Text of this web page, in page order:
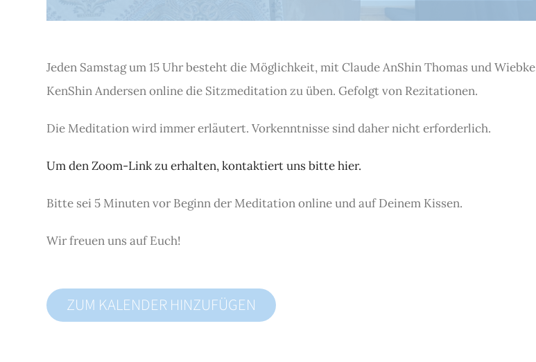
Jeden Samstag um 15 Uhr besteht die Möglichkeit, mit Claude AnShin Thomas und Wiebke
KenShin Andersen online die Sitzmeditation zu üben. Gefolgt von Rezitationen.
Die Meditation wird immer erläutert. Vorkenntnisse sind daher nicht erforderlich.
Um den Zoom-Link zu erhalten, kontaktiert uns bitte hier.
Bitte sei 5 Minuten vor Beginn der Meditation online und auf Deinem Kissen.
Wir freuen uns auf Euch!
ZUM KALENDER HINZUFÜGEN